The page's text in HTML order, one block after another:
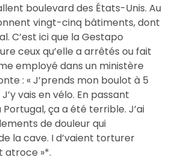
boulevard des États-Unis. Au
vingt-cinq bâtiments, dont
C’est ici que la Gestapo
ceux qu’elle a arrêtés ou fait
employé dans un ministère
: « J’prends mon boulot à 5
vais en vélo. En passant
ça a été terrible. J’ai
de douleur qui
la cave. I d’vaient torturer
atroce »*.